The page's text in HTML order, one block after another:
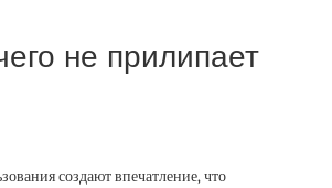
не прилипает
создают впечатление, что